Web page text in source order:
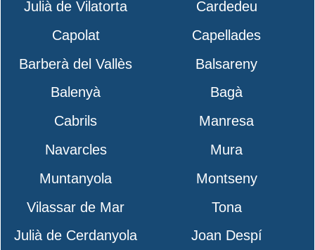
Julià de Vilatorta
Cardedeu
Capolat
Capellades
Barberà del Vallès
Balsareny
Balenyà
Bagà
Cabrils
Manresa
Navarcles
Mura
Muntanyola
Montseny
Vilassar de Mar
Tona
Julià de Cerdanyola
Joan Despí